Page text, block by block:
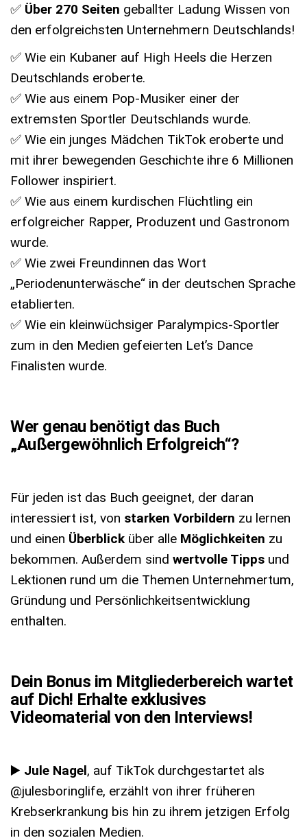
✅ Über 270 Seiten geballter Ladung Wissen von
den erfolgreichsten Unternehmern Deutschlands!
✅ Wie ein Kubaner auf High Heels die Herzen
Deutschlands eroberte.
✅ Wie aus einem Pop-Musiker einer der
extremsten Sportler Deutschlands wurde.
✅ Wie ein junges Mädchen TikTok eroberte und
mit ihrer bewegenden Geschichte ihre 6 Millionen
Follower inspiriert.
✅ Wie aus einem kurdischen Flüchtling ein
erfolgreicher Rapper, Produzent und Gastronom
wurde.
✅ Wie zwei Freundinnen das Wort
„Periodenunterwäsche“ in der deutschen Sprache
etablierten.
✅ Wie ein kleinwüchsiger Paralympics-Sportler
zum in den Medien gefeierten Let’s Dance
Finalisten wurde.
Wer genau benötigt das Buch
„Außergewöhnlich Erfolgreich“?
Für jeden ist das Buch geeignet, der daran
interessiert ist, von starken Vorbildern zu lernen
und einen Überblick über alle Möglichkeiten zu
bekommen. Außerdem sind wertvolle Tipps und
Lektionen rund um die Themen Unternehmertum,
Gründung und Persönlichkeitsentwicklung
enthalten.
Dein Bonus im Mitgliederbereich wartet
auf Dich! Erhalte exklusives
Videomaterial von den Interviews!
▶️ Jule Nagel, auf TikTok durchgestartet als
@julesboringlife, erzählt von ihrer früheren
Krebserkrankung bis hin zu ihrem jetzigen Erfolg
in den sozialen Medien.